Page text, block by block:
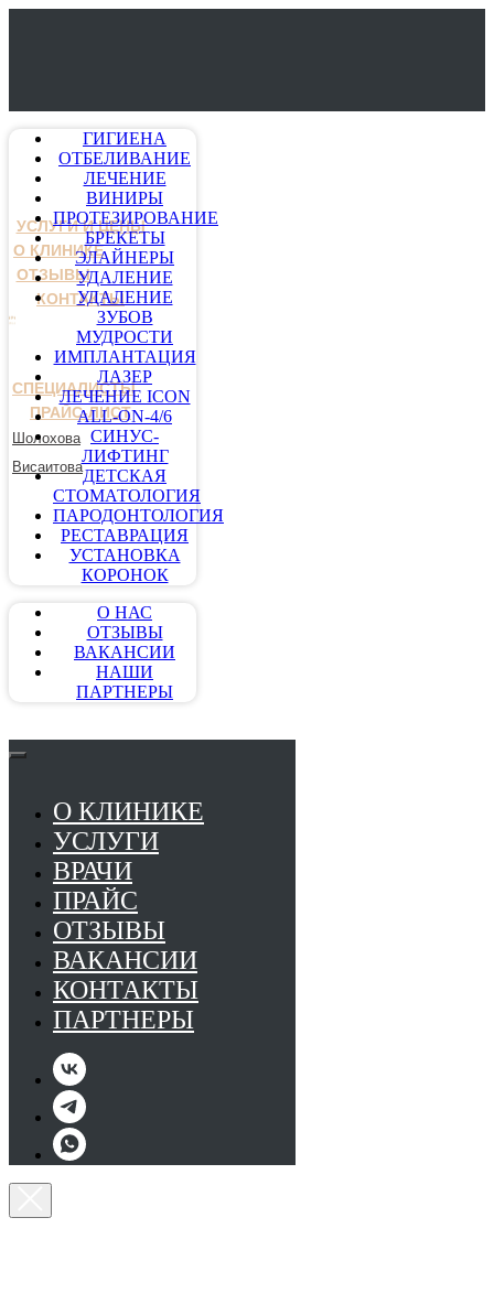
УСЛУГИ И ЦЕНЫ
О КЛИНИКЕ
ОТЗЫВЫ
КОНТАКТЫ
СПЕЦИАЛИСТЫ
ПРАЙС-ЛИСТ
Шолохова
Висаитова
ГИГИЕНА
ОТБЕЛИВАНИЕ
ЛЕЧЕНИЕ
ВИНИРЫ
ПРОТЕЗИРОВАНИЕ
БРЕКЕТЫ
ЭЛАЙНЕРЫ
УДАЛЕНИЕ
УДАЛЕНИЕ
ЗУБОВ
МУДРОСТИ
ИМПЛАНТАЦИЯ
ЛАЗЕР
ЛЕЧЕНИЕ ICON
ALL-ON-4/6
СИНУС-
ЛИФТИНГ
ДЕТСКАЯ
СТОМАТОЛОГИЯ
ПАРОДОНТОЛОГИЯ
РЕСТАВРАЦИЯ
УСТАНОВКА
КОРОНОК
О НАС
ОТЗЫВЫ
ВАКАНСИИ
НАШИ
ПАРТНЕРЫ
О КЛИНИКЕ
УСЛУГИ
ВРАЧИ
ПРАЙС
ОТЗЫВЫ
ВАКАНСИИ
КОНТАКТЫ
ПАРТНЕРЫ